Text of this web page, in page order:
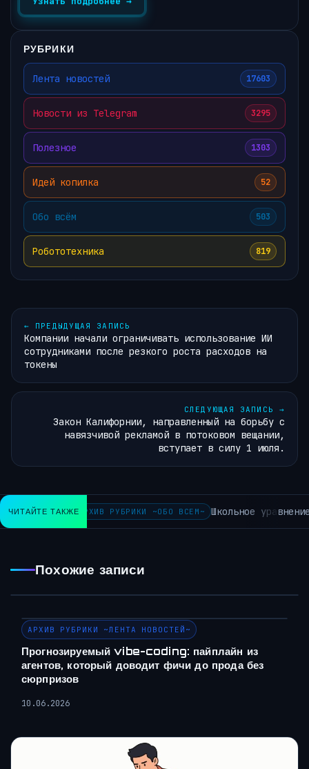
РУБРИКИ
Лента новостей 17603
Новости из Telegram 3295
Полезное 1303
Идей копилка 52
Обо всём 503
Робототехника 819
← ПРЕДЫДУЩАЯ ЗАПИСЬ
Компании начали ограничивать использование ИИ
сотрудниками после резкого роста расходов на
токены
СЛЕДУЮЩАЯ ЗАПИСЬ →
Закон Калифорнии, направленный на борьбу с
навязчивой рекламой в потоковом вещании,
вступает в силу 1 июля.
ЧИТАЙТЕ ТАКЖЕАРХИВ РУБРИКИ ~ОБО ВСЕМ~ Школьное уравнение, в
Похожие записи
АРХИВ РУБРИКИ ~ЛЕНТА НОВОСТЕЙ~
Прогнозируемый vibe-coding: пайплайн из
агентов, который доводит фичи до прода без
сюрпризов
10.06.2026